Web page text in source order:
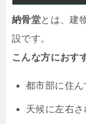
納骨堂とは、建
設です。
こんな方におす
都市部に住
天候に左右